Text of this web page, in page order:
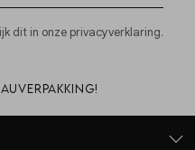
dit in onze privacyverklaring.